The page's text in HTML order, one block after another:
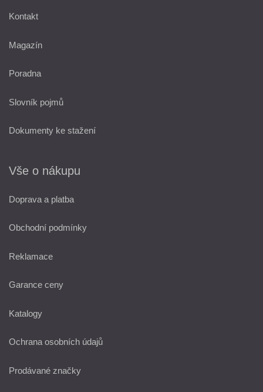
Kontakt
Magazín
Poradna
Slovník pojmů
Dokumenty ke stažení
Vše o nákupu
Doprava a platba
Obchodní podmínky
Reklamace
Garance ceny
Katalogy
Ochrana osobních údajů
Prodávané značky